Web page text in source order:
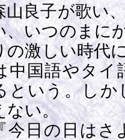
山良子が歌い
、いつのまに
の激しい時代
中国語やタイ
という。しか
ない。
日の日はさ